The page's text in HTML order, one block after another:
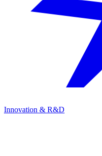
Innovation & R&D